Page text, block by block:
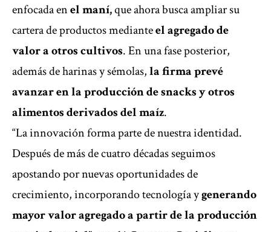
enfocada enel maní,que ahora busca ampliar su
cartera de productos medianteel agregado de
valor a otros cultivos. En una fase posterior,
además de harinas y sémolas,la firma prevé
avanzar en la producción de snacks y otros
alimentos derivados del maíz.
“La innovación forma parte de nuestra identidad.
Después de más de cuatro décadas seguimos
apostando por nuevas oportunidades de
crecimiento, incorporando tecnología ygenerando
mayor valor agregado a partir de la producción